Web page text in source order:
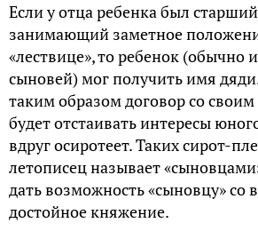
Если у отца ребенка был
занимающий заметное
«лествице», то ребенок (обычно
сыновей) мог получить имя
таким образом договор со своим
будет отстаивать интересы
вдруг осиротеет. Таких сирот-
летописец называет
дать возможность «сыновцу» со
достойное княжение.